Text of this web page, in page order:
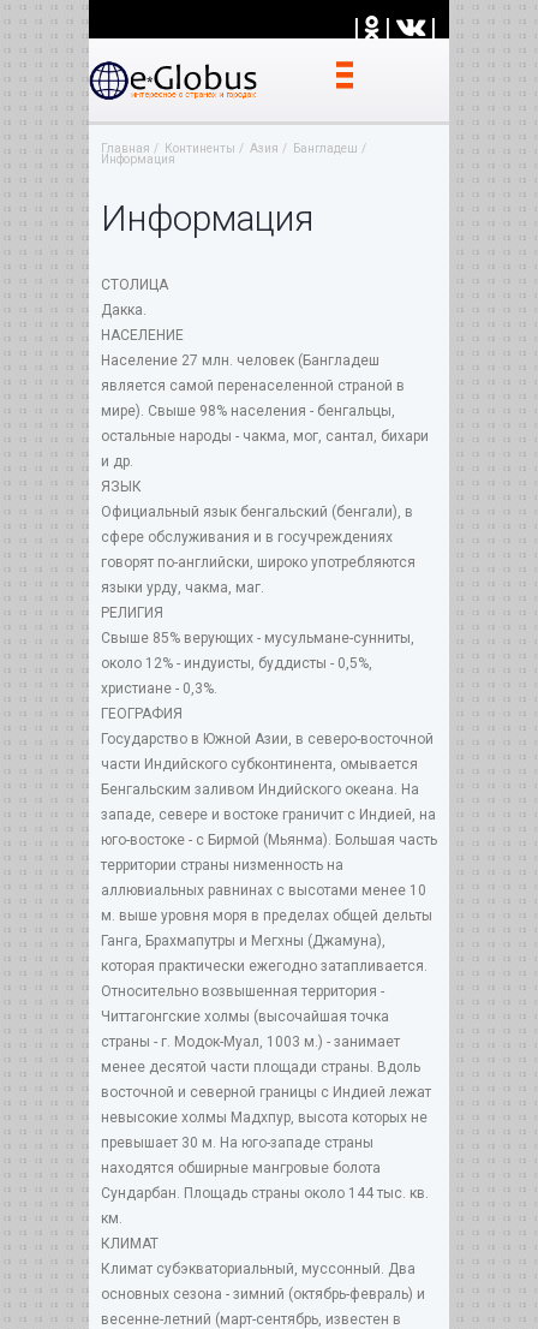
| | |
Главная Континенты Азия
Бангладеш
Информация
Информация
СТОЛИЦА
Дакка.
НАСЕЛЕНИЕ
Население 27 млн. человек (Бангладеш
является самой перенаселенной страной в
мире). Свыше 98% населения - бенгальцы,
остальные народы - чакма, мог, сантал, бихари
и др.
ЯЗЫК
Официальный язык бенгальский (бенгали), в
сфере обслуживания и в госучреждениях
говорят по-английски, широко употребляются
языки урду, чакма, маг.
РЕЛИГИЯ
Свыше 85% верующих - мусульмане-сунниты,
около 12% - индуисты, буддисты - 0,5%,
христиане - 0,3%.
ГЕОГРАФИЯ
Государство в Южной Азии, в северо-восточной
части Индийского субконтинента, омывается
Бенгальским заливом Индийского океана. На
западе, севере и востоке граничит с Индией, на
юго-востоке - с Бирмой (Мьянма). Большая часть
территории страны низменность на
аллювиальных равнинах с высотами менее 10
м. выше уровня моря в пределах общей дельты
Ганга, Брахмапутры и Мегхны (Джамуна),
которая практически ежегодно затапливается.
Относительно возвышенная территория -
Читтагонгские холмы (высочайшая точка
страны - г. Модок-Муал, 1003 м.) - занимает
менее десятой части площади страны. Вдоль
восточной и северной границы с Индией лежат
невысокие холмы Мадхпур, высота которых не
превышает 30 м. На юго-западе страны
находятся обширные мангровые болота
Сундарбан. Площадь страны около 144 тыс. кв.
км.
КЛИМАТ
Климат субэкваториальный, муссонный. Два
основных сезона - зимний (октябрь-февраль) и
весенне-летний (март-сентябрь, известен в